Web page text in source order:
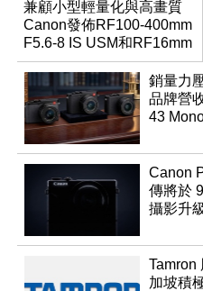
兼顧小型輕量化與高畫質
Canon發佈RF100-400mm
F5.6-8 IS USM和RF16mm
F2.8 STM
銷量力
品牌營
43
Canon
傳將於
攝影升
Tamron
加坡積